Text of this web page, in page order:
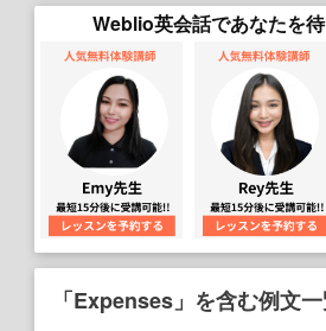
Weblio英会話であなたを待
「Expenses」を含む例文